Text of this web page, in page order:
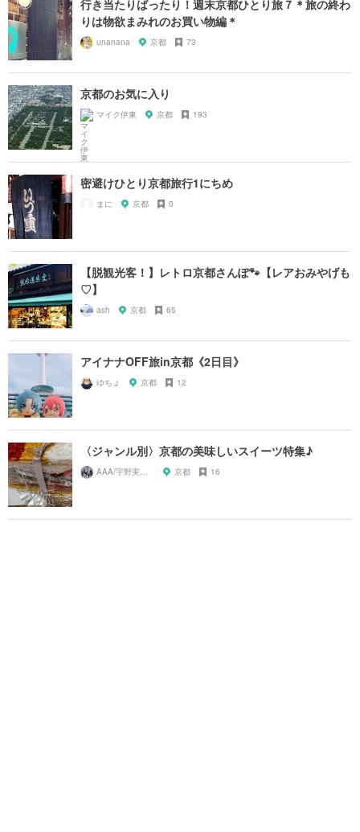
行き当たりばったり！週末京都ひとり旅７＊旅の終わ
りは物欲まみれのお買い物編＊
unanana 京都 73
京都のお気に入り
マイク伊東 京都 193
密避けひとり京都旅行1にちめ
まに 京都 0
【脱観光客！】レトロ京都さんぽ🐾【レアおみやげも
♡】
ash 京都 65
アイナナOFF旅in京都《2日目》
ゆちょ 京都 12
〈ジャンル別〉京都の美味しいスイーツ特集♪
京都 16